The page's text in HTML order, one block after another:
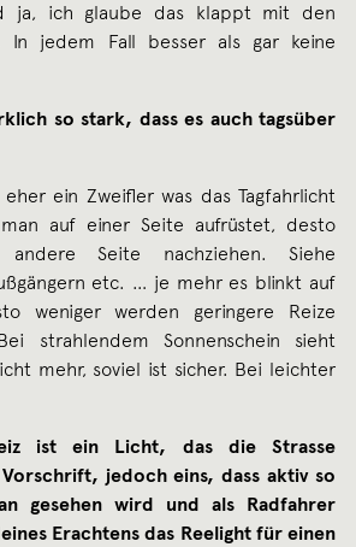
ja, ich glaube das klappt mit den
In jedem Fall besser als gar keine
so stark, dass es auch tagsüber
ein Zweifler was das Tagfahrlicht
auf einer Seite aufrüstet, desto
Seite nachziehen. Siehe
etc. … je mehr es blinkt auf
weniger werden geringere Reize
strahlendem Sonnenschein sieht
mehr, soviel ist sicher. Bei leichter
ist ein Licht, das die Strasse
jedoch eins, dass aktiv so
gesehen wird und als Radfahrer
Erachtens das Reelight für einen